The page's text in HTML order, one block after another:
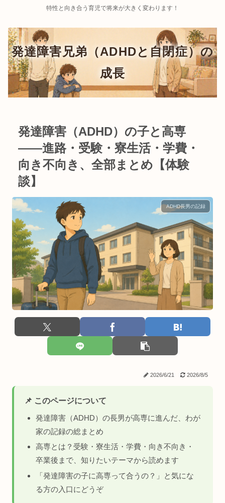
特性と向き合う育児で将来が大きく変わります！
発達障害（ADHD）の子と高専
——進路・受験・寮生活・学費・
向き不向き、全部まとめ【体験
談】
ADHD長男の記録
2026/6/21 2026/8/5
📌 このページについて
発達障害（ADHD）の長男が高専に進んだ、わが
家の記録の総まとめ
高専とは？受験・寮生活・学費・向き不向き・
卒業後まで、知りたいテーマから読めます
「発達障害の子に高専って合うの？」と気にな
る方の入口にどうぞ